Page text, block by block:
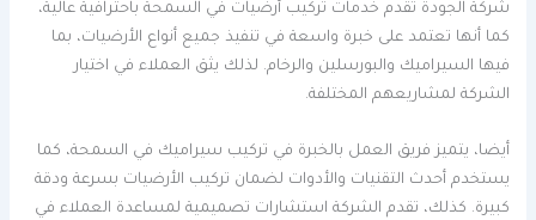
شركة الجودة تقدم خدمات تركيب أرضيات في السمحة باحترافية عالية،
كما أنها تعتمد على خبرة واسعة في تنفيذ جميع أنواع الأرضيات، بما
فيها السيراميك والبورسلين والرخام. لذلك يثق العملاء في اختيار
الشركة لمشاريعهم المختلفة.
أيضا، يتميز فريق العمل بالخبرة في تركيب سيراميك في السمحة، كما
يستخدم أحدث التقنيات والأدوات لضمان تركيب الأرضيات بسرعة ودقة
كبيرة. كذلك، تقدم الشركة استشارات تصميمية لمساعدة العملاء في